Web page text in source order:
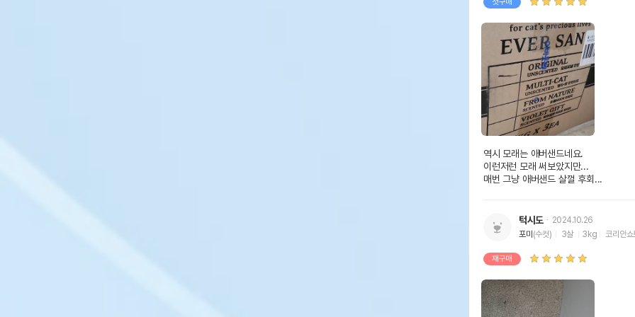
역시 모래는 애버샌드네요.
이런저런 모래 써보았지만...
매번 그냥 애버샌드 살껄 후회...
턱시도
2024.10.26
포미(수컷) 3살 3kg 코리안쇼
재구매